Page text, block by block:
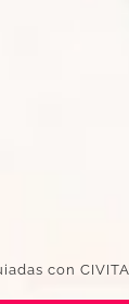
con